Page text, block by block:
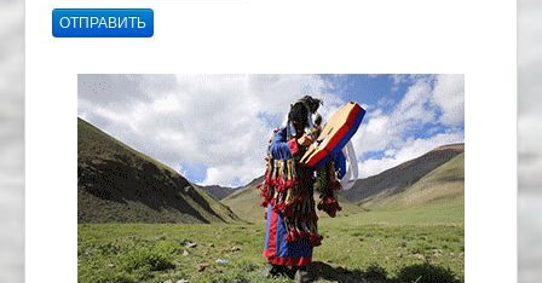
ОТПРАВИТЬ